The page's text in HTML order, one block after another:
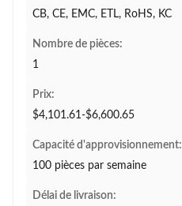
CB, CE, EMC, ETL, RoHS, KC
Nombre de pièces:
1
Prix:
$4,101.61-$6,600.65
Capacité d'approvisionnement:
100 pièces par semaine
Délai de livraison: